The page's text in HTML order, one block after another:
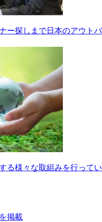
ー探しまで日本のアウトバ
る様々な取組みを行ってい
掲載